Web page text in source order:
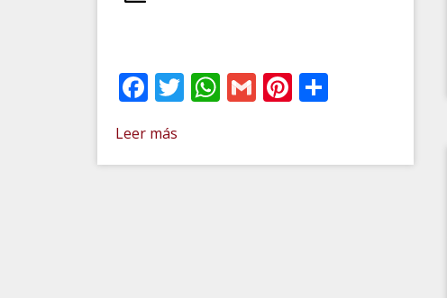
Facebook
Twitter
WhatsApp
GmailPinterest
Compartir
Leer más